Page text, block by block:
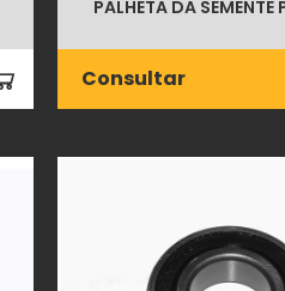
PALHETA DA
Consultar